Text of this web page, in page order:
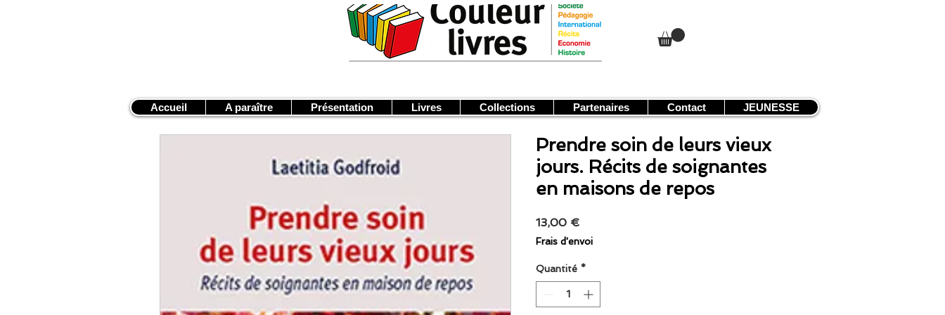
Accueil A paraître Présentation Livres Collections Partenaires Contact JEUNESSE
Prendre soin de leurs vieux
jours. Récits de soignantes
en maisons de repos
13,00 €
Frais d'envoi
Quantité *